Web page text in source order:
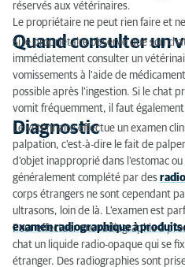
réservés aux vétérinaires.
Le propriétaire ne peut rien faire et
Quand consulter un
Si le propriétaire observe que son
immédiatement consulter un
vomissements à l'aide de
possible après l'ingestion. Si le chat
vomit fréquemment, il faut
Diagnostic
Le vétérinaire effectue un examen
palpation, c'est-à-dire le fait de
d'objet inapproprié dans l'estomac
généralement complété par des
corps étrangers ne sont cependant
ultrasons, loin de là. L'examen est
examen radiographique à produits
Pour effectuer une radiographie à
chat un liquide radio-opaque qui se
étranger. Des radiographies sont